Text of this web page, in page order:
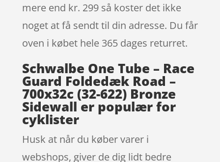
mere end kr. 299 så koster det ikke
noget at få sendt til din adresse. Du får
oven i købet hele 365 dages returret.
Schwalbe One Tube – Race
Guard Foldedæk Road –
700x32c (32-622) Bronze
Sidewall er populær for
cyklister
Husk at når du køber varer i
webshops, giver de dig lidt bedre